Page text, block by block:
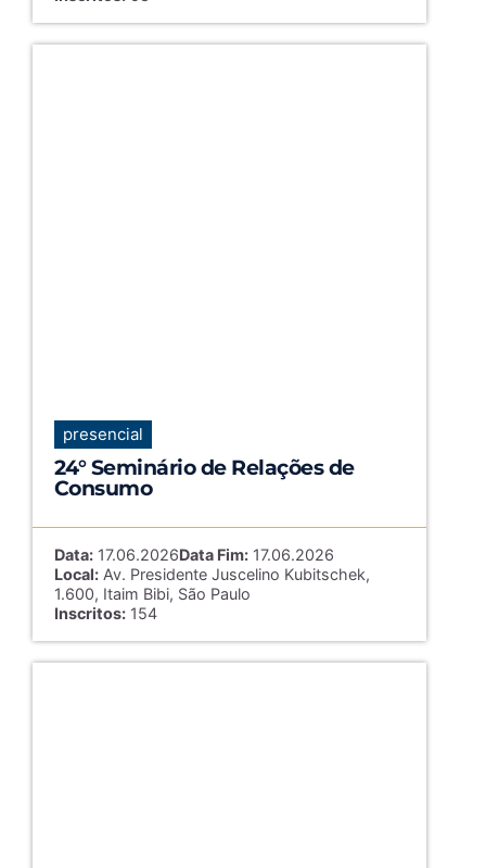
presencial
24° Seminário de Relações de
Consumo
Data:17.06.2026Data Fim:17.06.2026
Local:Av. Presidente Juscelino Kubitschek,
1.600, Itaim Bibi, São Paulo
Inscritos:154